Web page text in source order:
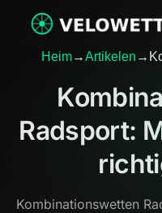
Heim→Artikelen →
Radsport:
Kombinationswetten